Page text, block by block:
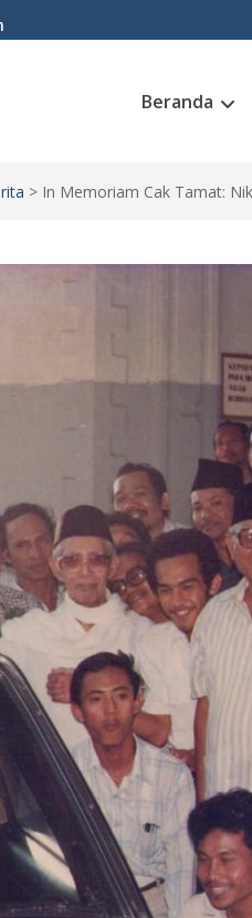
Beranda
> In Memoriam Cak Tamat: